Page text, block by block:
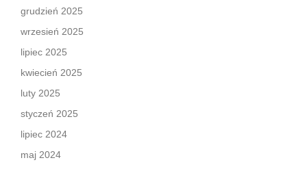
grudzień 2025
wrzesień 2025
lipiec 2025
kwiecień 2025
luty 2025
styczeń 2025
lipiec 2024
maj 2024